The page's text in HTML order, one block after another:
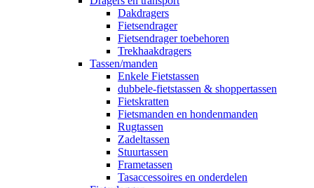
Dakdragers
Fietsendrager
Fietsendrager toebehoren
Trekhaakdragers
Tassen/manden
Enkele Fietstassen
dubbele-fietstassen & shoppertassen
Fietskratten
Fietsmanden en hondenmanden
Rugtassen
Zadeltassen
Stuurtassen
Frametassen
Tasaccessoires en onderdelen